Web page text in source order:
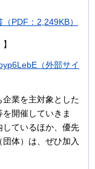
PDF：2,249KB）
（外部サイ
業を主対象とした
開催していきま
ているほか、優先
体）は、ぜひ加入